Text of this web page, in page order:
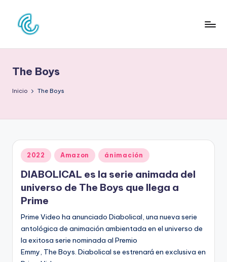
Saltar
N
C
C
U
L
T
U
R
A
de
la
cultura
The Boys
Inicio The Boys
Publicado
en
2022 Amazon ánimación
DIABOLICAL es la serie animada del
universo de The Boys que llega a
Prime
Prime Video ha anunciado Diabolical, una nueva serie
antológica de animación ambientada en el universo de
la exitosa serie nominada al Premio
Emmy, The Boys. Diabolical se estrenará en exclusiva en